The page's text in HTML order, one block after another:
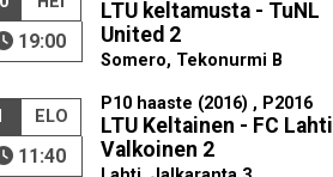
19:00
LTU keltamusta - TuNL
United 2
Somero, Tekonurmi B
ELO
11:40
P10 haaste (2016) , P2016
LTU Keltainen - FC Lahti
Valkoinen 2